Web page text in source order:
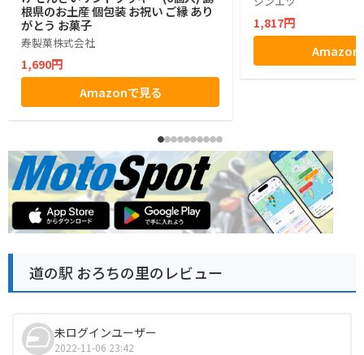
根県のお土産 個包装 お祝い ご縁 あり
がとう お菓子
寿製菓株式会社
1,690円
Amazonで見る
1,817円
Amazon
道の駅 おろちの里のレビュー
未ログインユーザー
2022-11-06 23:42